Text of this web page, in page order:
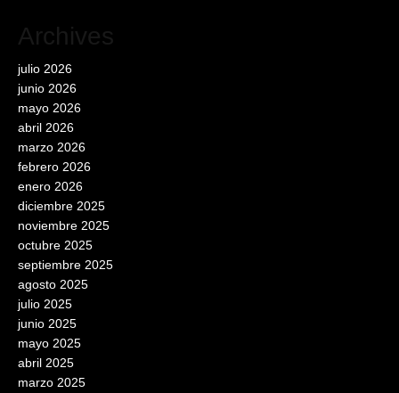
Archives
julio 2026
junio 2026
mayo 2026
abril 2026
marzo 2026
febrero 2026
enero 2026
diciembre 2025
noviembre 2025
octubre 2025
septiembre 2025
agosto 2025
julio 2025
junio 2025
mayo 2025
abril 2025
marzo 2025